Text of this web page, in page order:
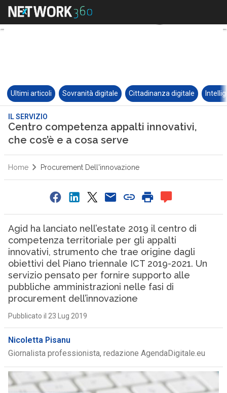
Ultimi articoli Sovranità digitale Cittadinanza digitale
IL SERVIZIO
Centro competenza appalti innovativi,
che cos’è e a cosa serve
Home Procurement Dell'innovazione
Agid ha lanciato nell’estate 2019 il centro di
competenza territoriale per gli appalti
innovativi, strumento che trae origine dagli
obiettivi del Piano triennale ICT 2019-2021. Un
servizio pensato per fornire supporto alle
pubbliche amministrazioni nelle fasi di
procurement dell’innovazione
Pubblicato il 23 Lug 2019
Nicoletta Pisanu
Giornalista professionista, redazione AgendaDigitale.eu